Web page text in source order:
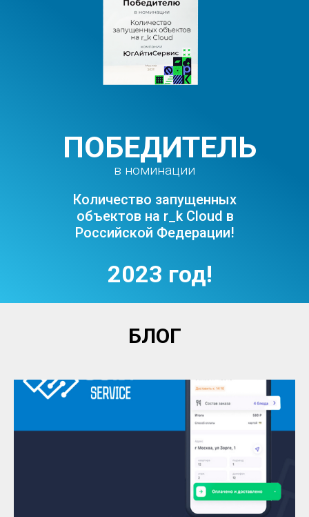
ПОБЕДИТЕЛЬ
Количество запущенных
объектов на r_k Cloud в
Российской Федерации!
в номинации
2023 год!
БЛОГ